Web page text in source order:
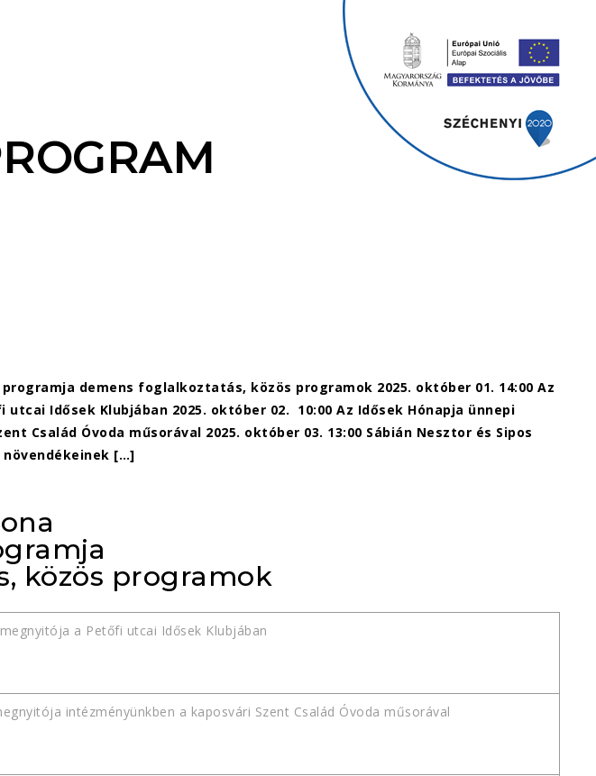
demens foglalkoztatás, közös programok 2025. október 01. 14:00 Az
Idősek Klubjában 2025. október 02. 10:00 Az Idősek Hónapja ünnepi
Család Óvoda műsorával 2025. október 03. 13:00 Sábián Nesztor és Sipos
növendékeinek […]
közös programok
a Petőfi utcai Idősek Klubjában
intézményünkben a kaposvári Szent Család Óvoda műsorával